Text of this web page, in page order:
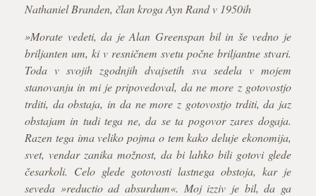
Nathaniel Branden, član kroga Ayn Rand v 1950ih
»Morate vedeti, da je Alan Greenspan bil in še vedno je
briljanten um, ki v resničnem svetu počne briljantne stvari.
Toda v svojih zgodnjih dvajsetih sva sedela v mojem
stanovanju in mi je pripovedoval, da ne more z gotovostjo
trditi, da obstaja, in da ne more z gotovostjo trditi, da jaz
obstajam in tudi tega ne, da se ta pogovor zares dogaja.
Razen tega ima veliko pojma o tem kako deluje ekonomija,
svet, vendar zanika možnost, da bi lahko bili gotovi glede
česarkoli. Celo glede gotovosti lastnega obstoja, kar je
seveda »reductio ad absurdum«. Moj izziv je bil, da ga